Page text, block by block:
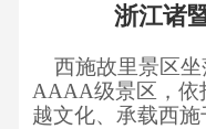
浙江诸
西施故里景区坐
AAAA级景区，依
越文化、承载西施